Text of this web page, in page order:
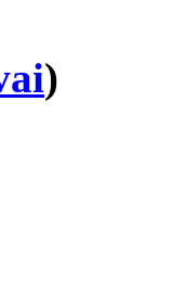
)